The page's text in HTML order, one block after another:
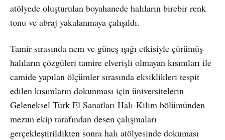
atölyede oluşturulan boyahanede halıların birebir renk
tonu ve abraj yakalanmaya çalışıldı.
Tamir sırasında nem ve güneş ışığı etkisiyle çürümüş
halıların çözgüleri tamire elverişli olmayan kısımları ile
camide yapılan ölçümler sırasında eksiklikleri tespit
edilen kısımların dokunması için üniversitelerin
Geleneksel Türk El Sanatları Halı-Kilim bölümünden
mezun ekip tarafından desen çalışmaları
gerçekleştirildikten sonra halı atölyesinde dokuması